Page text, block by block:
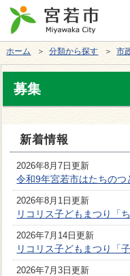
ホーム ＞分類から探す ＞市
募集
新着情報
2026年8月7日更新
令和9年宮若市はたちの
2026年8月1日更新
リコリス子どもまつり「
2026年7月14日更新
リコリス子どもまつり「
2026年7月3日更新